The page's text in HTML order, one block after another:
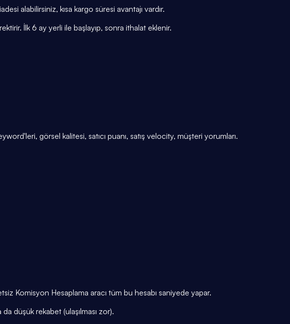
alabilirsiniz, kısa kargo süresi avantajı vardır.
İlk 6 ay yerli ile başlayıp, sonra ithalat eklenir.
görsel kalitesi, satıcı puanı, satış velocity, müşteri yorumları.
Komisyon Hesaplama aracı tüm bu hesabı saniyede yapar.
düşük rekabet (ulaşılması zor).